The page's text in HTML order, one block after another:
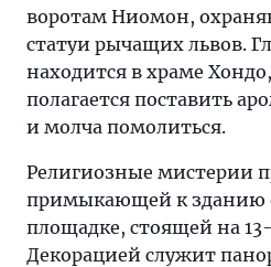
воротам Ниомон,
статуи рычащих львов.
находится в храме
полагается поставить
и молча помолиться.
Религиозные мистерии
примыкающей к зданию
площадке, стоящей на
Декорацией служит